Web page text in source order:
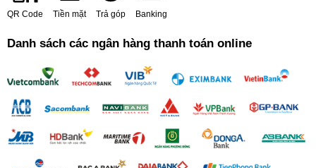
QR Code Tiền mặt Trả góp Banking
Danh sách các ngân hàng thanh toán online